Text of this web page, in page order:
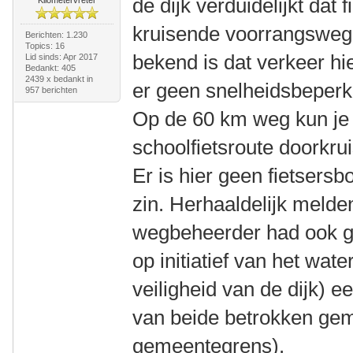
Berichten: 1.230
Topics: 16
Lid sinds: Apr 2017
Bedankt: 405
2439 x bedankt in
957 berichten
de dijk verduidelijkt dat
kruisende
bekend is dat verkeer
er geen
Op de 60 km weg kun
schoolfietsroute
Er is hier geen
zin. Herhaaldelijk
wegbeheerder had ook
op initiatief van het
veiligheid van de dijk)
van beide betrokken
gemeentegrens).